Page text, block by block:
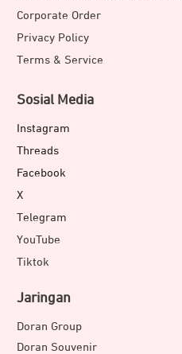
Corporate Order
Privacy Policy
Terms & Service
Sosial Media
Instagram
Threads
Facebook
X
Telegram
YouTube
Tiktok
Jaringan
Doran Group
Doran Souvenir